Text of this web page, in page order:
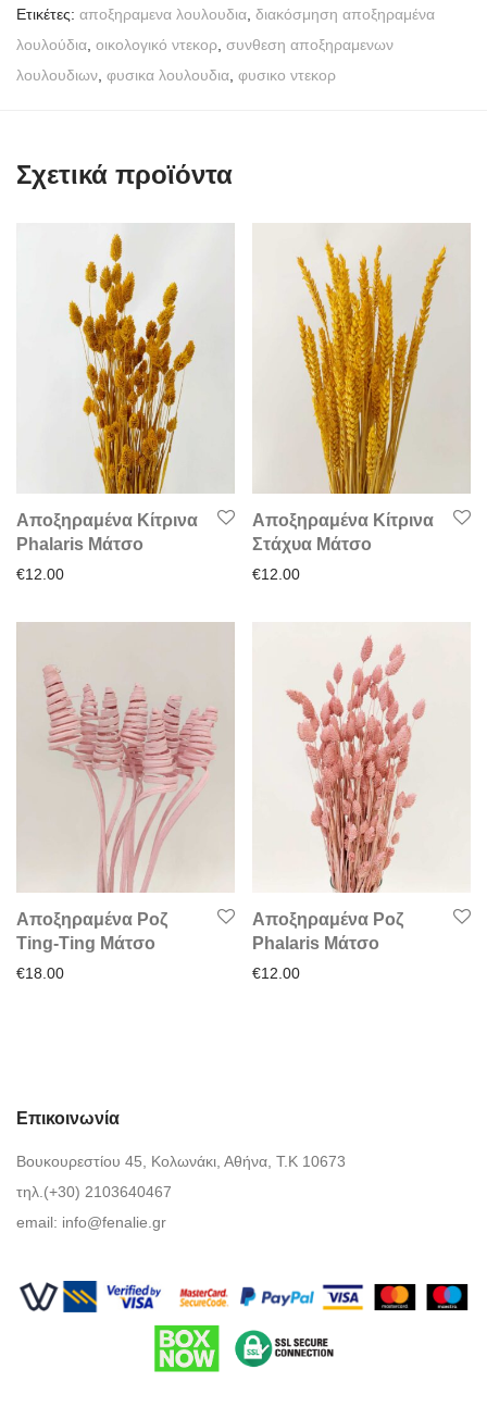
Ετικέτες: αποξηραμενα λουλουδια διακόσμηση αποξηραμένα
λουλούδια οικολογικό ντεκορ συνθεση αποξηραμενων
λουλουδιων φυσικα λουλουδια φυσικο ντεκορ
Σχετικά προϊόντα
Αποξηραμένα Κίτρινα
Phalaris Μάτσο
€12.00
Αποξηραμένα Κίτρινα
Στάχυα Μάτσο
€12.00
Αποξηραμένα Ροζ
Ting-Ting Μάτσο
€18.00
Αποξηραμένα Ροζ
Phalaris Μάτσο
€12.00
Επικοινωνία
Βουκουρεστίου 45, Κολωνάκι, Αθήνα, Τ.Κ 10673
τηλ.(+30) 2103640467
email: info@fenalie.gr